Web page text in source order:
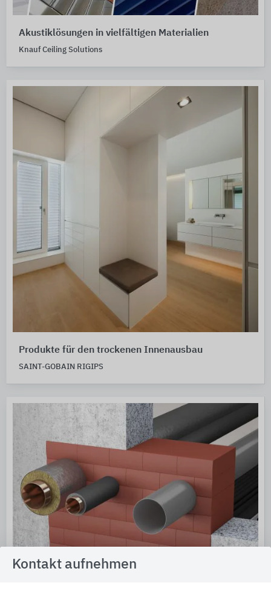
Akustiklösungen in vielfältigen Materialien
Knauf Ceiling Solutions
Produkte für den trockenen Innenausbau
SAINT-GOBAIN RIGIPS
Kontakt aufnehmen